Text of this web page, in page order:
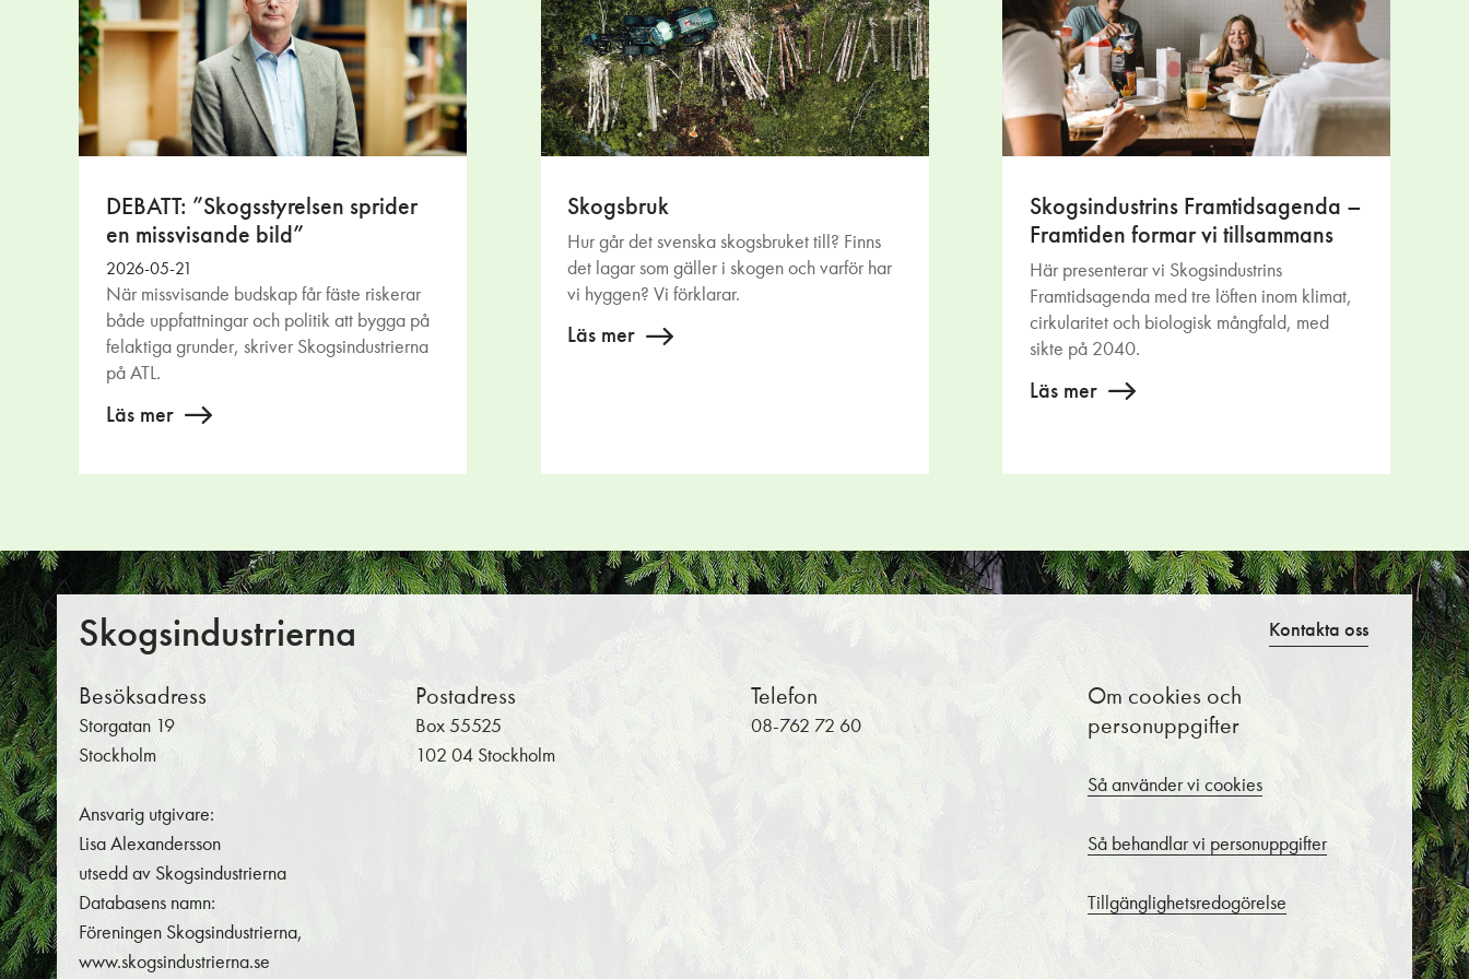
DEBATT: ”Skogsstyrelsen sprider
en missvisande bild”
2026-05-21
När missvisande budskap får fäste riskerar
både uppfattningar och politik att bygga på
felaktiga grunder, skriver Skogsindustrierna
på ATL.
Läs mer
Skogsbruk
Hur går det svenska skogsbruket till? Finns
det lagar som gäller i skogen och varför har
vi hyggen? Vi förklarar.
Läs mer
Skogsindustrins Framtidsagenda –
Framtiden formar vi tillsammans
Här presenterar vi Skogsindustrins
Framtidsagenda med tre löften inom klimat,
cirkularitet och biologisk mångfald, med
sikte på 2040.
Läs mer
Skogsindustrierna
Besöksadress
Storgatan 19
Stockholm
Ansvarig utgivare:
Lisa Alexandersson
utsedd av Skogsindustrierna
Databasens namn:
Föreningen Skogsindustrierna,
www.skogsindustrierna.se
Postadress
Box 55525
102 04 Stockholm
Telefon
08-762 72 60
Om cookies och
personuppgifter
Så använder vi cookies
Så behandlar vi personuppgifter
Tillgänglighetsredogörelse
Kontakta oss